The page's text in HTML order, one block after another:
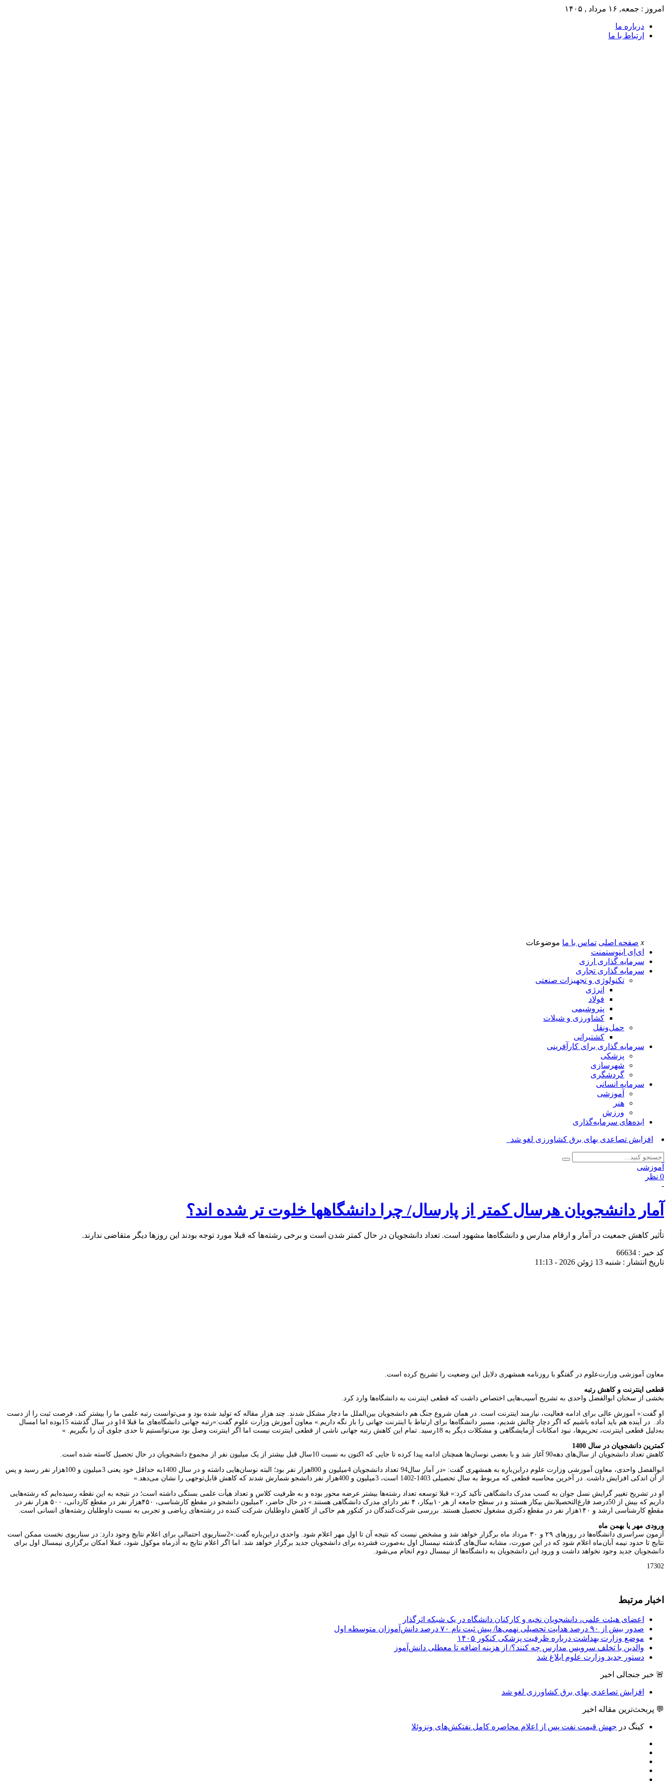
امروز : جمعه, ۱۶ مرداد , ۱۴۰۵
درباره ما
ارتباط با ما
x صفحه اصلی تماس با ما موضوعات
ای‌اِی اینوستمنت
سرمایه گذاری ارزی
سرمایه گذاری تجاری
تکنولوژی و تجهیزات صنعتی
انرژی
فولاد
پتروشیمی
کشاورزی و شیلات
حمل‌و‌نقل
کشتیرانی
سرمایه گذاری برای کارآفرینی
پزشکی
شهرسازی
گردشگری
سرمایه انسانی
آموزشی
هنر
ورزش
ایده‌های سرمایه‌گذاری
اعضای هیئت _
آموزشی
0 نظر
-
آمار دانشجویان هرسال کمتر از پارسال/ چرا دانشگاهها خلوت تر شده اند؟
تأثیر کاهش جمعیت در آمار و ارقام مدارس و دانشگاه‌ها مشهود است. تعداد دانشجویان در حال کمتر شدن است و برخی رشته‌ها که قبلا مورد توجه بودند این روزها دیگر متقاضی ندارند.
کد خبر : 66634
تاریخ انتشار : شنبه 13 ژوئن 2026 - 11:13
معاون آموزشی وزارت‌علوم در گفتگو با روزنامه همشهری دلایل این وضعیت را تشریح کرده است.
قطعی اینترنت و کاهش رتبه
بخشی از سخنان ابوالفضل واحدی به تشریح آسیب‌هایی اختصاص داشت که قطعی اینترنت به دانشگاه‌ها وارد کرد.
او گفت:« آموزش عالی برای ادامه فعالیت، نیازمند اینترنت است. در همان شروع جنگ هم دانشجویان بین‌الملل ما دچار مشکل شدند. چند هزار مقاله که تولید شده بود و می‌توانست رتبه علمی ما را بیشتر کند، فرصت ثبت را از دست
داد. در آینده هم باید آماده باشیم که اگر دچار چالش شدیم، مسیر دانشگاه‌ها برای ارتباط با اینترنت جهانی را باز نگه‌ داریم.» معاون آموزش وزارت علوم گفت:«رتبه جهانی دانشگاه‌های ما قبلا 14و در سال گذشته 15بوده اما امسال
به‌دلیل قطعی اینترنت، تحریم‌ها، نبود امکانات آزمایشگاهی و مشکلات دیگر به 18رسید. تمام این کاهش رتبه جهانی ناشی از قطعی اینترنت نیست اما اگر اینترنت وصل بود می‌توانستیم تا حدی جلوی آن را بگیریم. »
کمترین دانشجویان در سال 1400
کاهش تعداد دانشجویان از سال‌های دهه90 آغاز شد و با بعضی نوسان‌ها همچنان ادامه پیدا کرده تا جایی که اکنون به نسبت 10سال قبل بیشتر از یک میلیون نفر از مجموع دانشجویان در حال تحصیل کاسته شده است.
ابوالفضل واحدی، معاون آموزشی وزارت علوم دراین‌باره به همشهری گفت: «در آمار سال94 تعداد دانشجویان 4میلیون و 800هزار نفر بود؛ البته نوسان‌هایی داشته و در سال 1400به حداقل خود یعنی 3میلیون و 100هزار نفر رسید و پس
از آن اندکی افزایش داشت. در آخرین محاسبه قطعی که مربوط به سال تحصیلی 1403-1402 است، 3میلیون و 400هزار نفر دانشجو شمارش شدند که کاهش قابل‌توجهی را نشان می‌دهد.»
او در تشریح تغییر گرایش نسل جوان به کسب مدرک دانشگاهی تأکید کرد:« قبلا توسعه تعداد رشته‌ها بیشتر عرضه محور بوده و به ظرفیت کلاس و تعداد هیأت علمی بستگی داشته است؛ در نتیجه به این نقطه رسیده‌ایم که رشته‌هایی
داریم که بیش از 50درصد فارغ‌التحصیلانش بیکار هستند و در سطح جامعه از هر۱۰‌بیکار، ۴ نفر دارای مدرک دانشگاهی هستند.» در حال حاضر، ۲‌میلیون دانشجو در مقطع کارشناسی، ۴۵۰‌هزار نفر در مقطع کاردانی، ۵۰۰ هزار نفر در
مقطع کارشناسی ارشد و ۱۴۰‌هزار نفر در مقطع دکتری مشغول تحصیل هستند. بررسی شرکت‌کنندگان در کنکور هم حاکی از کاهش داوطلبان شرکت کننده در رشته‌های ریاضی و تجربی به نسبت داوطلبان رشته‌های انسانی است.
ورودی مهر یا بهمن ماه
آزمون سراسری دانشگاه‌ها در روزهای ۲۹ و ۳۰ مرداد ماه برگزار خواهد شد و مشخص نیست که نتیجه آن تا اول مهر اعلام شود. واحدی دراین‌باره گفت:«2سناریوی احتمالی برای اعلام نتایج وجود دارد: در سناریوی نخست ممکن است
نتایج تا حدود نیمه آبان‌ماه اعلام شود که در این صورت، مشابه سال‌های گذشته نیمسال اول به‌صورت فشرده برای دانشجویان جدید برگزار خواهد شد. اما اگر اعلام نتایج به آذرماه موکول شود، عملا امکان برگزاری نیمسال اول برای
دانشجویان جدید وجود نخواهد داشت و ورود این دانشجویان به دانشگاه‌ها از نیمسال دوم انجام می‌شود.
17302
اخبار مرتبط
اعضای هیئت علمی، دانشجویان نخبه و کارکنان دانشگاه در یک شبکه‌ اثرگذار
صدور بیش از ۹۰ درصد هدایت تحصیلی نهمی‌ها/ پیش ثبت نام ۷۰ درصد دانش‌آموزان متوسطه اول
موضع وزارت بهداشت درباره ظرفیت پزشکی کنکور ۱۴۰۵
والدین با تخلف سرویس مدارس چه کنند؟/ از هزینه اضافه تا معطلی دانش‌آموز
دستور جدید وزارت علوم ابلاغ شد
🚨 خبر جنجالی اخیر
افزایش تصاعدی بهای برق کشاورزی لغو شد
💬 پربحث‌ترین مقاله اخیر
کینگ در جهش قیمت نفت پس از اعلام محاصره کامل نفتکش‌های ونزوئلا